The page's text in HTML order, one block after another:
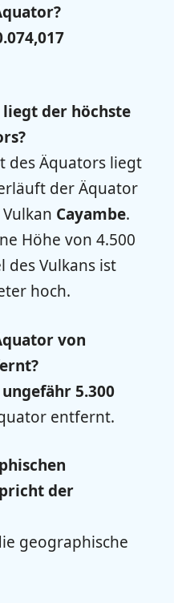
der höchste
des Äquators liegt
der Äquator
Cayambe.
Höhe von 4.500
des Vulkans ist
hoch.
von
ungefähr 5.300
entfernt.
der
geographische